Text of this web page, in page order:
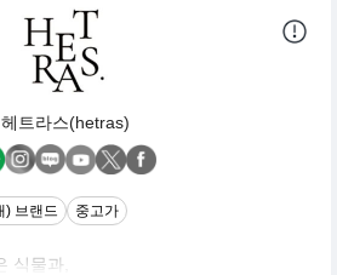
헤트라스(hetras)
) 브랜드 중고가
식물과,